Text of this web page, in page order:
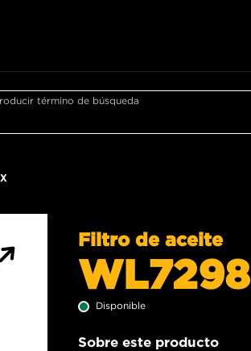
término de búsqueda
Filtro de aceite
WL7298
Disponible
Sobre este producto